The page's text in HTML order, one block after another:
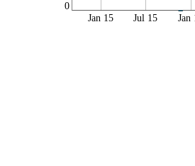
0
Jan 15 Jul 15 Jan